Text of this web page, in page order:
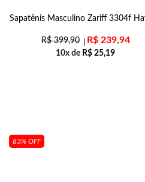
Sapatênis Masculino Zariff 3304f
R$399,90 R$239,94
10x de R$ 25,19
83% OFF